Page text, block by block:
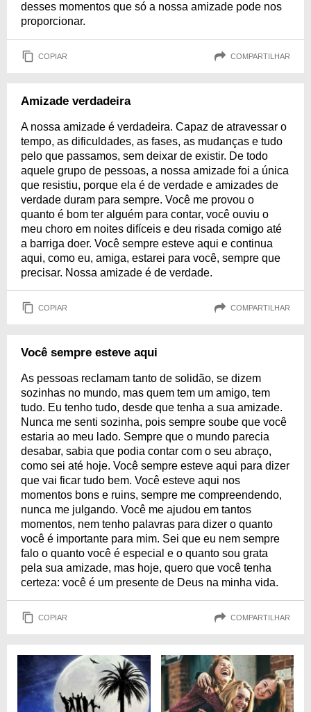
desses momentos que só a nossa amizade pode nos
proporcionar.
COPIAR COMPARTILHAR
Amizade verdadeira
A nossa amizade é verdadeira. Capaz de atravessar o
tempo, as dificuldades, as fases, as mudanças e tudo
pelo que passamos, sem deixar de existir. De todo
aquele grupo de pessoas, a nossa amizade foi a única
que resistiu, porque ela é de verdade e amizades de
verdade duram para sempre. Você me provou o
quanto é bom ter alguém para contar, você ouviu o
meu choro em noites difíceis e deu risada comigo até
a barriga doer. Você sempre esteve aqui e continua
aqui, como eu, amiga, estarei para você, sempre que
precisar. Nossa amizade é de verdade.
COPIAR COMPARTILHAR
Você sempre esteve aqui
As pessoas reclamam tanto de solidão, se dizem
sozinhas no mundo, mas quem tem um amigo, tem
tudo. Eu tenho tudo, desde que tenha a sua amizade.
Nunca me senti sozinha, pois sempre soube que você
estaria ao meu lado. Sempre que o mundo parecia
desabar, sabia que podia contar com o seu abraço,
como sei até hoje. Você sempre esteve aqui para dizer
que vai ficar tudo bem. Você esteve aqui nos
momentos bons e ruins, sempre me compreendendo,
nunca me julgando. Você me ajudou em tantos
momentos, nem tenho palavras para dizer o quanto
você é importante para mim. Sei que eu nem sempre
falo o quanto você é especial e o quanto sou grata
pela sua amizade, mas hoje, quero que você tenha
certeza: você é um presente de Deus na minha vida.
COPIAR COMPARTILHAR